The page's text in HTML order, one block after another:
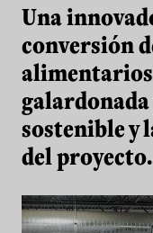
Una
conversión
sostenible y
del proyecto.